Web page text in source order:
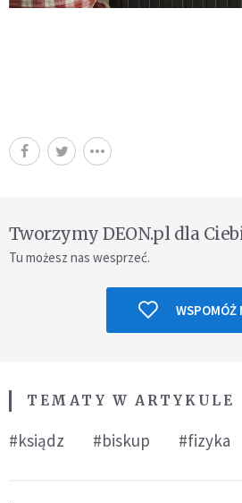
Tworzymy DEON.pl dla
Tu możesz nas wesprzeć.
WSPOMÓŻ
TEMATY W ARTYKULE
#ksiądz #biskup #fizyka